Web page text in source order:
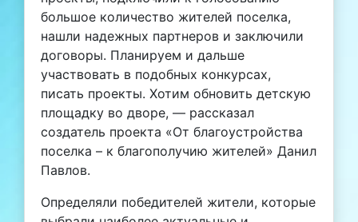
большое количество жителей поселка,
нашли надежных партнеров и заключили
договоры. Планируем и дальше
участвовать в подобных конкурсах,
писать проекты. Хотим обновить детскую
площадку во дворе, — рассказал
создатель проекта «От благоустройства
поселка – к благополучию жителей» Данил
Павлов.
Определяли победителей жители, которые